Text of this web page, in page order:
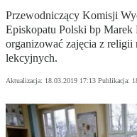
Przewodniczący Komisji
Episkopatu Polski bp Marek
organizować zajęcia z religii
lekcyjnych.
Aktualizacja: 18.03.2019 17:13 Publikacja: